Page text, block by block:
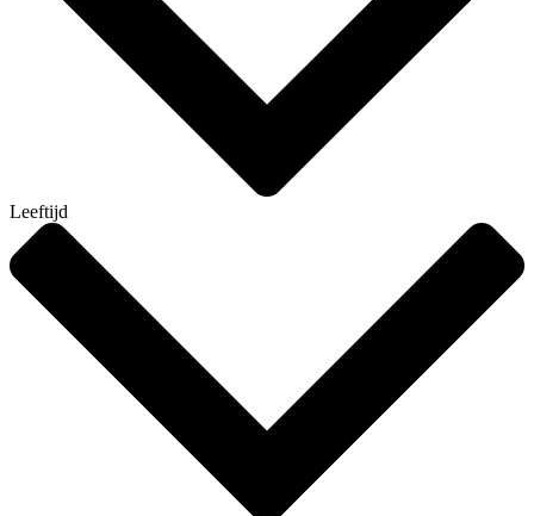
Leeftijd